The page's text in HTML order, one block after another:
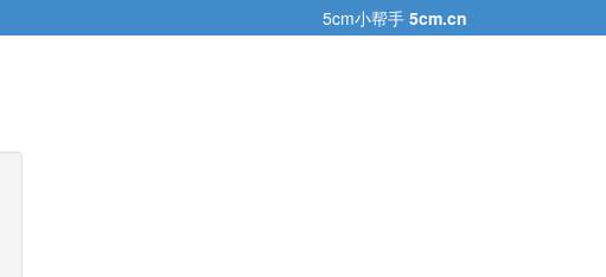
5cm小帮手 5cm.cn